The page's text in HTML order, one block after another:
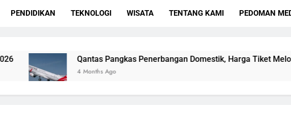
PENDIDIKAN TEKNOLOGI WISATA TENTANG KAMI PEDOMAN
Qantas Pangkas Penerbangan Domestik, Harga Tiket Melonjak:
4 Months Ago